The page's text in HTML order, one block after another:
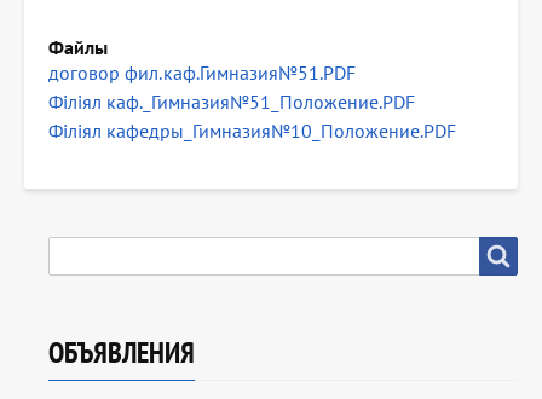
Файлы
договор фил.каф.Гимназия№51.PDF
Філіял каф._Гимназия№51_Положение.PDF
Філіял кафедры_Гимназия№10_Положение.PDF
ОБЪЯВЛЕНИЯ